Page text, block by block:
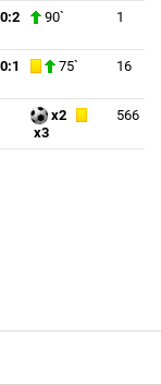
0:2 90` 1
0:1 75` 16
x2
x3
566